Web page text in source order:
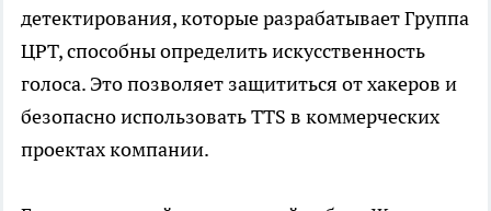
детектирования, которые разрабатывает Группа
ЦРТ, способны определить искусственность
голоса. Это позволяет защититься от хакеров и
безопасно использовать TTS в коммерческих
проектах компании.